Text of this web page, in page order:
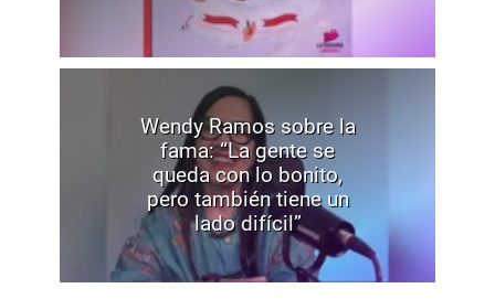
Wendy Ramos sobre la
fama: “La gente se
queda con lo bonito,
pero también tiene un
lado difícil”